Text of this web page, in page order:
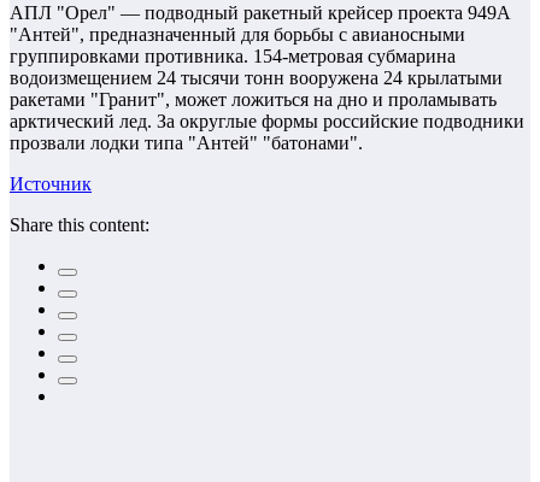
АПЛ "Орел" — подводный ракетный крейсер проекта 949А
"Антей", предназначенный для борьбы с авианосными
группировками противника. 154-метровая субмарина
водоизмещением 24 тысячи тонн вооружена 24 крылатыми
ракетами "Гранит", может ложиться на дно и проламывать
арктический лед. За округлые формы российские подводники
прозвали лодки типа "Антей" "батонами".
Источник
Share this content: